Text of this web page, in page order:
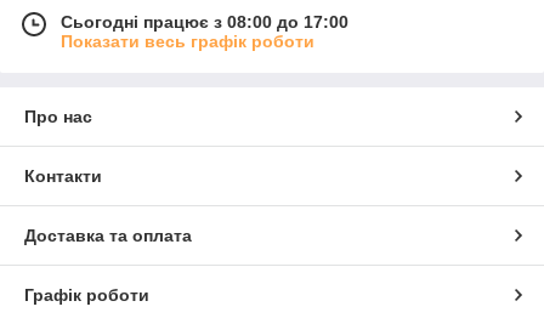
Сьогодні працює з 08:00 до 17:00
Показати весь графік роботи
Про нас
Контакти
Доставка та оплата
Графік роботи